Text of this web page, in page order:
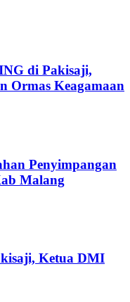
di Pakisaji,
Ormas Keagamaan
Penyimpangan
Malang
Ketua DMI